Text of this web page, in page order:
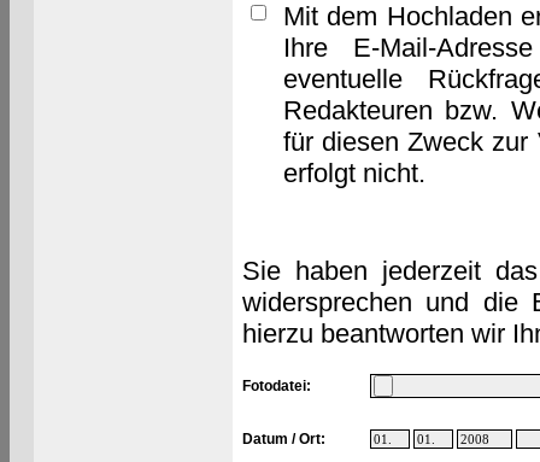
Mit dem Hochladen
Ihre E-Mail-
eventuelle
Redakteuren bzw.
für diesen Zweck zur
erfolgt nicht.
Sie haben jederzeit
widersprechen und die
hierzu beantworten wir
Fotodatei:
Datum / Ort: